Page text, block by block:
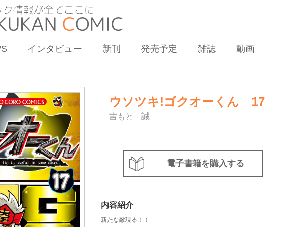
インタビュー 新刊 発売予定 雑誌 動画
ウソツキ!ゴクオーくん 17
吉もと 誠
電子書籍を購入する
内容紹介
新たな敵現る！！